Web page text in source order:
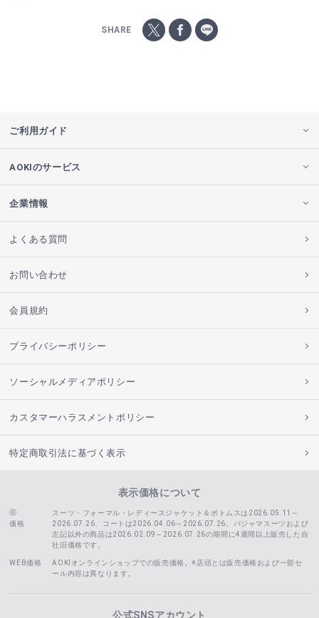
SHARE
ご利用ガイド
AOKIのサービス
企業情報
よくある質問
お問い合わせ
会員規約
プライバシーポリシー
ソーシャルメディアポリシー
カスタマーハラスメントポリシー
特定商取引法に基づく表示
表示価格について
価格
スーツ・フォーマル・レディースジャケット＆ボトムスは2026.05.11～
2026.07.26、コートは2026.04.06～2026.07.26、
パジャマスーツおよび
左記以外の商品は2026.02.09～2026.07.26の期間に4週間以上販売した自
社旧価格です。
WEB価格
AOKIオンラインショップでの販売価格。※店頭とは販売価格および一部セ
ール内容は異なります。
公式SNSアカウント